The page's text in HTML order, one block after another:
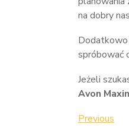
na dobry
Dodatkowo
spróbować
Jeżeli
Avon
Previous
Previous